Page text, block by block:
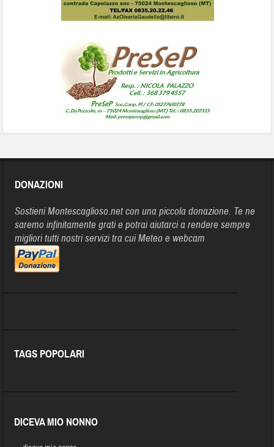
DONAZIONI
Sostieni Montescaglioso.net con una piccola donazione. Te ne
saremo infinitamente grati e potrai aiutarci a rendere sempre
migliori tutti nostri servizi tra cui Meteo e webcam
TAGS POPOLARI
DICEVA MIO NONNO